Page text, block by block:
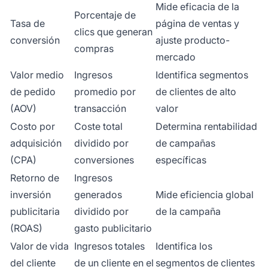
Tasa de
conversión
Porcentaje de
clics que generan
compras
Mide eficacia de la
página de ventas y
ajuste producto-
mercado
Valor medio
de pedido
(AOV)
Ingresos
promedio por
transacción
Identifica segmentos
de clientes de alto
valor
Costo por
adquisición
(CPA)
Coste total
dividido por
conversiones
Determina rentabilidad
de campañas
específicas
Retorno de
inversión
publicitaria
(ROAS)
Ingresos
generados
dividido por
gasto publicitario
Mide eficiencia global
de la campaña
Valor de vida
del cliente
Ingresos totales
de un cliente en el
Identifica los
segmentos de clientes